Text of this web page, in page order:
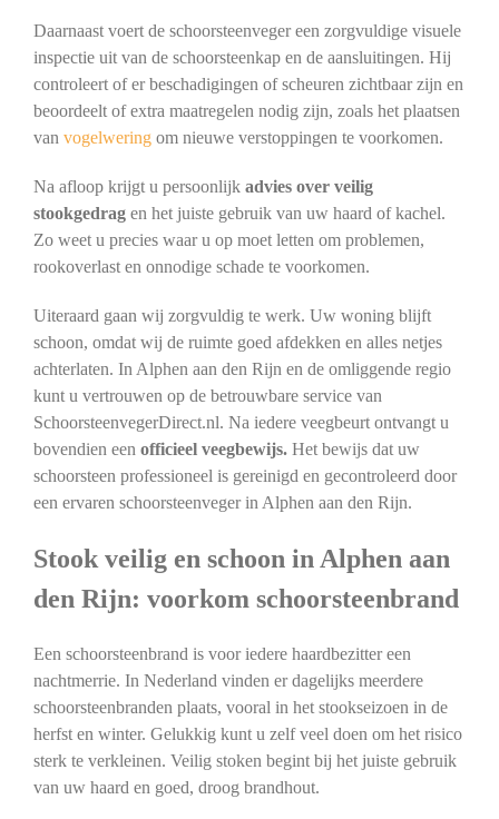
Daarnaast voert de schoorsteenveger een zorgvuldige visuele
inspectie uit van de schoorsteenkap en de aansluitingen. Hij
controleert of er beschadigingen of scheuren zichtbaar zijn en
beoordeelt of extra maatregelen nodig zijn, zoals het plaatsen
van vogelweringom nieuwe verstoppingen te voorkomen.
Na afloop krijgt u persoonlijk advies over veilig
stookgedragen het juiste gebruik van uw haard of kachel.
Zo weet u precies waar u op moet letten om problemen,
rookoverlast en onnodige schade te voorkomen.
Uiteraard gaan wij zorgvuldig te werk. Uw woning blijft
schoon, omdat wij de ruimte goed afdekken en alles netjes
achterlaten. In Alphen aan den Rijn en de omliggende regio
kunt u vertrouwen op de betrouwbare service van
SchoorsteenvegerDirect.nl. Na iedere veegbeurt ontvangt u
bovendien een officieel veegbewijs. Het bewijs dat uw
schoorsteen professioneel is gereinigd en gecontroleerd door
een ervaren schoorsteenveger in Alphen aan den Rijn.
Stook veilig en schoon in Alphen aan
den Rijn: voorkom schoorsteenbrand
Een schoorsteenbrand is voor iedere haardbezitter een
nachtmerrie. In Nederland vinden er dagelijks meerdere
schoorsteenbranden plaats, vooral in het stookseizoen in de
herfst en winter. Gelukkig kunt u zelf veel doen om het risico
sterk te verkleinen. Veilig stoken begint bij het juiste gebruik
van uw haard en goed, droog brandhout.